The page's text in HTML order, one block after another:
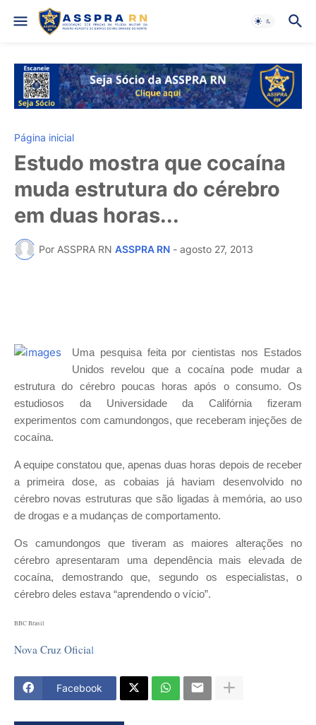
Página inicial
Estudo mostra que cocaína
muda estrutura do cérebro
em duas horas...
Por ASSPRA RN ASSPRA RN - agosto 27, 2013
Uma pesquisa feita por cientistas nos Estados
Unidos revelou que a cocaína pode mudar a
estrutura do cérebro poucas horas após o consumo. Os
estudiosos da Universidade da Califórnia fizeram
experimentos com camundongos, que receberam injeções de
cocaína.
A equipe constatou que, apenas duas horas depois de receber
a primeira dose, as cobaias já haviam desenvolvido no
cérebro novas estruturas que são ligadas à memória, ao uso
de drogas e a mudanças de comportamento.
Os camundongos que tiveram as maiores alterações no
cérebro apresentaram uma dependência mais elevada de
cocaína, demostrando que, segundo os especialistas, o
cérebro deles estava “aprendendo o vício”.
BBC Brasil
Nova Cruz Oficial
Facebook